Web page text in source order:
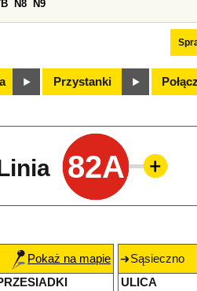
N8 N9
Przystanki
82A
Pokaż na mapie
Sąsieczno
ULICA